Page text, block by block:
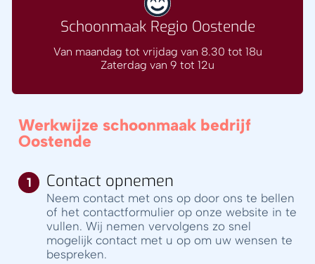
Schoonmaak Regio Oostende
Van maandag tot vrijdag van 8.30 tot 18u
Zaterdag van 9 tot 12u
Werkwijze schoonmaak bedrijf
Oostende
Contact opnemen
Neem contact met ons op door ons te bellen
of het contactformulier op onze website in te
vullen. Wij nemen vervolgens zo snel
mogelijk contact met u op om uw wensen te
bespreken.